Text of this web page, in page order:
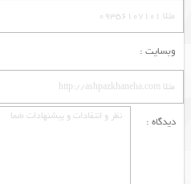
وبسایت :
دیدگاه :